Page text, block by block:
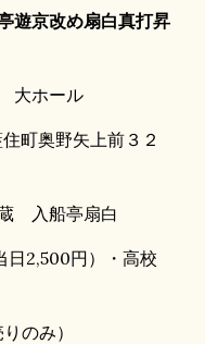
遊京改め扇白真打昇
大ホール
町奥野矢上前３２
入船亭扇白
2,500円）・高校
のみ）